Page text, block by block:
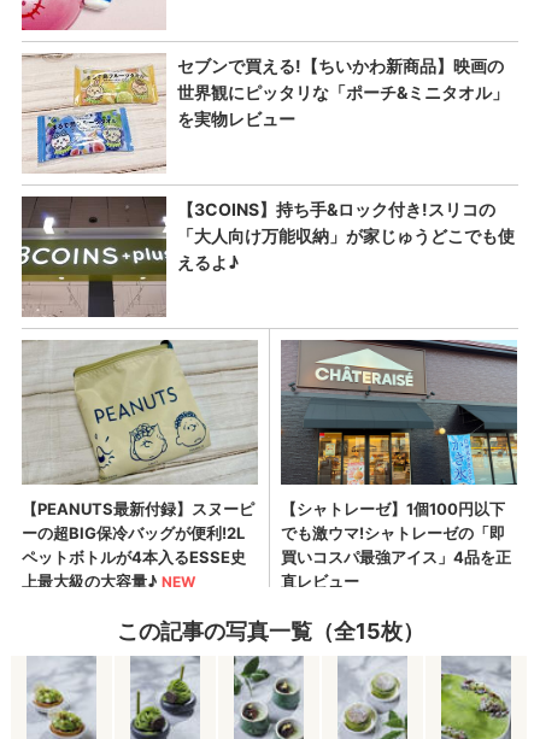
この記事の写真一覧（全15枚）